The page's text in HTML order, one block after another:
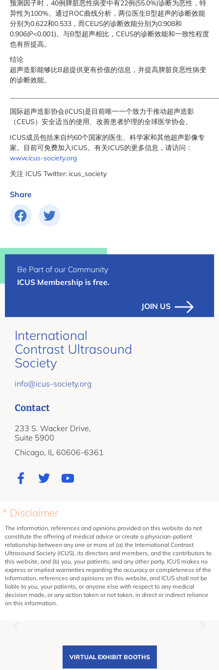
Share
预测因子时，40例脾脏恶性病变中有22例(55.0%)诊断为恶性，特
异性为100%。通过ROC曲线分析，两位医生B型超声的诊断效能
分别为0.622和0.533，而CEUS的诊断效能分别为0.908和
0.906(P<0.001)。与B型超声相比，CEUS的诊断效能和一致性程度
也有所提高。
结论
超声造影能够比B超提供更有价值的信息，并提高脾脏良恶性病变
的诊断效能。
国际超声造影协会(ICUS)是目前唯一一个致力于推动超声造影
（CEUS）安全适当的使用、改善患者护理的全球医学协会。
ICUS成员包括来自约60个国家的医生、科学家和其他超声影像专
家。目前可免费加入ICUS。有关ICUS的更多信息，请访问：
www.icus-society.org
关注 ICUS Twitter: icus_society
Be Part of our Community
ICUS Membership is free.
JOIN US
International
Contrast Ultrasound
Society
info@icus-society.org
Contact
233 S. Wacker Drive,
Suite 5900
Chicago, IL 60606-6361
* Disclaimer
The information, references and opinions provided on this website do not
constitute the offering of medical advice or create a physician-patient
relationship between any one or more of (a) the International Contrast
Ultrasound Society (ICUS), its directors and members, and the contributors to
this website, and (b) you, your patients, and any other party. ICUS makes no
express or implied warranties regarding the accuracy or completeness of the
information, references and opinions on this website, and ICUS shall not be
liable to you, your patients, or anyone else with respect to any medical
decision made, or any action taken or not taken, in direct or indirect reliance
on this information.
VIRTUAL EXHIBIT BOOTHS